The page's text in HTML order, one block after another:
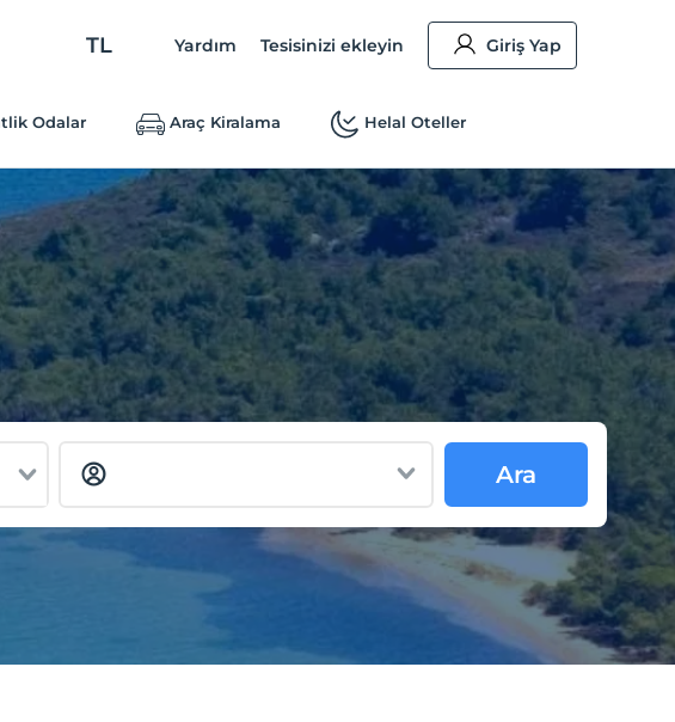
TL Yardım Tesisinizi ekleyin Giriş Yap
Odalar Araç Kiralama Helal Oteller
Ara